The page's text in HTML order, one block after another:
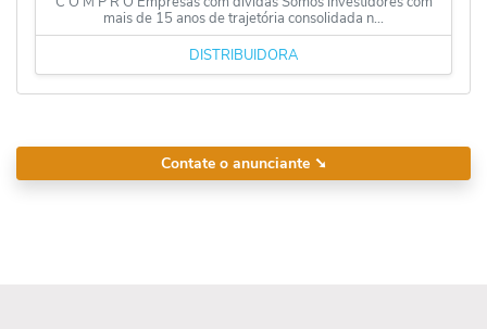
mais de 15 anos de trajetória consolidada n...
DISTRIBUIDORA
Contate o anunciante ➘